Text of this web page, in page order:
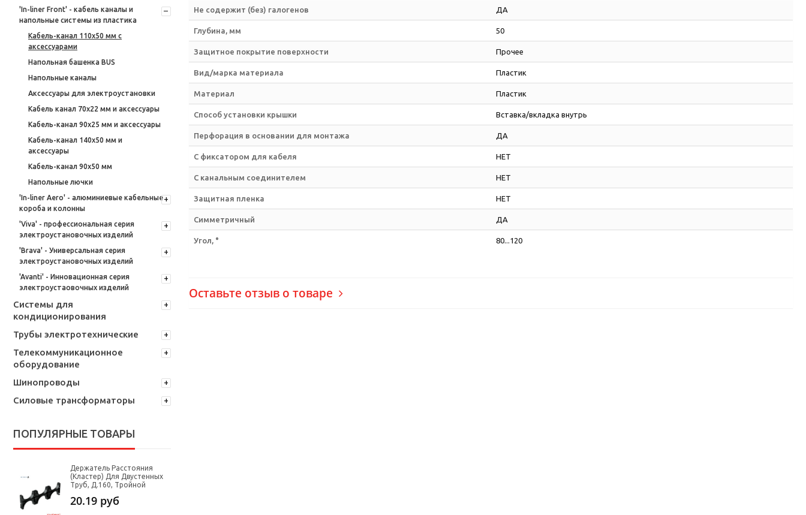
'In-liner Front' - кабель каналы и
напольные системы из пластика
Кабель-канал 110х50 мм с
аксессуарами
Напольная башенка BUS
Напольные каналы
Аксессуары для электроустановки
Кабель канал 70х22 мм и аксессуары
Кабель-канал 90х25 мм и аксессуары
Кабель-канал 140х50 мм и
аксессуары
Кабель-канал 90х50 мм
Напольные лючки
'In-liner Aero' - алюминиевые кабельные
короба и колонны
'Viva' - профессиональная серия
электроустановочных изделий
'Brava' - Универсальная серия
электроустановочных изделий
'Avanti' - Инновационная серия
электроустаовочных изделий
Системы для
кондиционирования
Трубы электротехнические
Телекоммуникационное
оборудование
Шинопроводы
Силовые трансформаторы
ПОПУЛЯРНЫЕ ТОВАРЫ
Держатель Расстояния
(кластер) Для Двустенных
Труб, Д.160, Тройной
20.19 руб
Не содержит (без) галогенов ДА
Глубина, мм 50
Защитное покрытие поверхности Прочее
Вид/марка материала Пластик
Материал Пластик
Способ установки крышки Вставка/вкладка внутрь
Перфорация в основании для монтажа ДА
С фиксатором для кабеля НЕТ
С канальным соединителем НЕТ
Защитная пленка НЕТ
Симметричный ДА
Угол, ° 80...120
Оставьте отзыв о товаре